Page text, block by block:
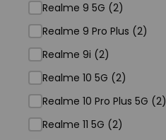
Realme 9 5G (2)
Realme 9 Pro Plus (2)
Realme 9i (2)
Realme 10 5G (2)
Realme 10 Pro Plus 5G (2)
Realme 11 5G (2)